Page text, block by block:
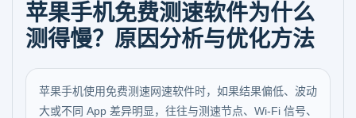
苹果手机免费测速软件为什么
测得慢？原因分析与优化方法
苹果手机使用免费测速网速软件时，如果结果偏低、波动
大或不同 App 差异明显，往往与测速节点、Wi‑Fi 信号、